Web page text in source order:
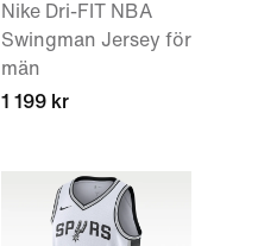
Nike Dri-FIT NBA
Swingman Jersey för
män
1 199 kr